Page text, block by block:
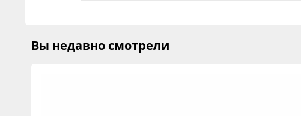
Вы недавно смотрели